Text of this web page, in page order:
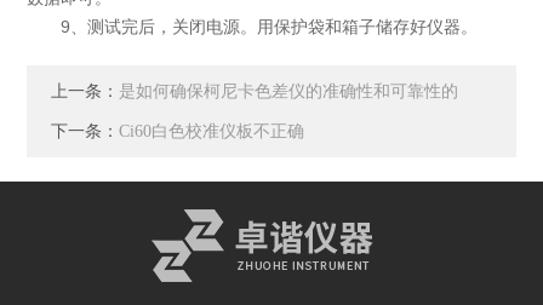
9、测试完后，关闭电源。用保护袋和箱子储存好仪器。
上一条： 是如何确保柯尼卡色差仪的准确性和可靠性的
下一条：Ci60白色校准仪板不正确